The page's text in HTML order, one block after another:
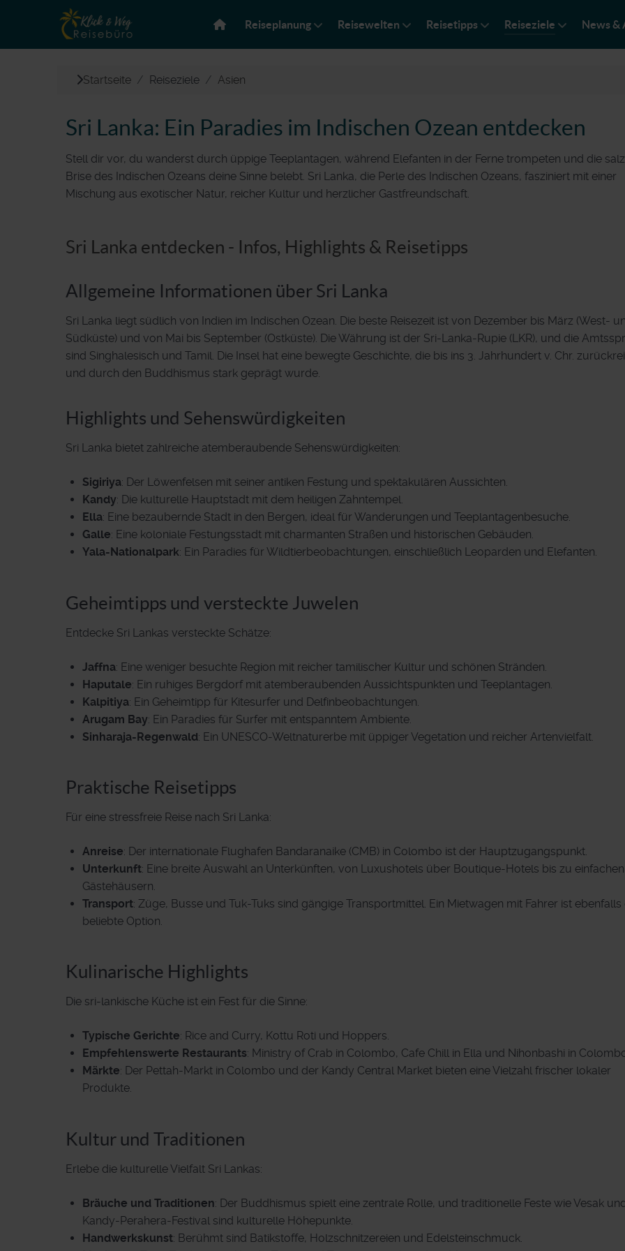
Reiseplanung Reisewelten Reisetipps Reiseziele News &
Startseite Reiseziele Asien
Sri Lanka: Ein Paradies im Indischen Ozean entdecken
Stell dir vor, du wanderst durch üppige Teeplantagen, während Elefanten in der Ferne trompeten und die
Brise des Indischen Ozeans deine Sinne belebt. Sri Lanka, die Perle des Indischen Ozeans, fasziniert mit einer
Mischung aus exotischer Natur, reicher Kultur und herzlicher Gastfreundschaft.
Sri Lanka entdecken - Infos, Highlights & Reisetipps
Allgemeine Informationen über Sri Lanka
Sri Lanka liegt südlich von Indien im Indischen Ozean. Die beste Reisezeit ist von Dezember bis März (West-
Südküste) und von Mai bis September (Ostküste). Die Währung ist der Sri-Lanka-Rupie (LKR), und die
sind Singhalesisch und Tamil. Die Insel hat eine bewegte Geschichte, die bis ins 3. Jahrhundert v. Chr.
und durch den Buddhismus stark geprägt wurde.
Highlights und Sehenswürdigkeiten
Sri Lanka bietet zahlreiche atemberaubende Sehenswürdigkeiten:
Sigiriya: Der Löwenfelsen mit seiner antiken Festung und spektakulären Aussichten.
Kandy: Die kulturelle Hauptstadt mit dem heiligen Zahntempel.
Ella: Eine bezaubernde Stadt in den Bergen, ideal für Wanderungen und Teeplantagenbesuche.
Galle: Eine koloniale Festungsstadt mit charmanten Straßen und historischen Gebäuden.
Yala-Nationalpark: Ein Paradies für Wildtierbeobachtungen, einschließlich Leoparden und Elefanten.
Geheimtipps und versteckte Juwelen
Entdecke Sri Lankas versteckte Schätze:
Jaffna: Eine weniger besuchte Region mit reicher tamilischer Kultur und schönen Stränden.
Haputale: Ein ruhiges Bergdorf mit atemberaubenden Aussichtspunkten und Teeplantagen.
Kalpitiya: Ein Geheimtipp für Kitesurfer und Delfinbeobachtungen.
Arugam Bay: Ein Paradies für Surfer mit entspanntem Ambiente.
Sinharaja-Regenwald: Ein UNESCO-Weltnaturerbe mit üppiger Vegetation und reicher Artenvielfalt.
Praktische Reisetipps
Für eine stressfreie Reise nach Sri Lanka:
Anreise: Der internationale Flughafen Bandaranaike (CMB) in Colombo ist der Hauptzugangspunkt.
Unterkunft: Eine breite Auswahl an Unterkünften, von Luxushotels über Boutique-Hotels bis zu einfachen
Gästehäusern.
Transport: Züge, Busse und Tuk-Tuks sind gängige Transportmittel. Ein Mietwagen mit Fahrer ist ebenfalls
beliebte Option.
Kulinarische Highlights
Die sri-lankische Küche ist ein Fest für die Sinne:
Typische Gerichte: Rice and Curry, Kottu Roti und Hoppers.
Empfehlenswerte Restaurants: Ministry of Crab in Colombo, Cafe Chill in Ella und Nihonbashi in
Märkte: Der Pettah-Markt in Colombo und der Kandy Central Market bieten eine Vielzahl frischer lokaler
Produkte.
Kultur und Traditionen
Erlebe die kulturelle Vielfalt Sri Lankas:
Bräuche und Traditionen: Der Buddhismus spielt eine zentrale Rolle, und traditionelle Feste wie Vesak
Kandy-Perahera-Festival sind kulturelle Höhepunkte.
Handwerkskunst: Berühmt sind Batikstoffe, Holzschnitzereien und Edelsteinschmuck.